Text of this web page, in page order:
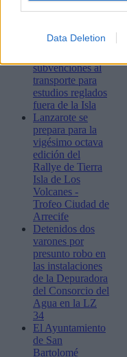
Data Deletion
provisional de la
subvenciones al
transporte para
estudios reglados
fuera de la Isla
Lanzarote se
prepara para la
vigésimo octava
edición del
Rallye de Tierra
Isla de Los
Volcanes -
Trofeo Ciudad de
Arrecife
Detenidos dos
varones por
presunto robo en
las instalaciones
de la Depuradora
del Consorcio del
Agua en la LZ
34
El Ayuntamiento
de San
Bartolomé